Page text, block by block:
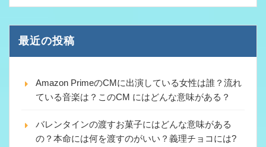
最近の投稿
Amazon PrimeのCMに出演している女性は誰？流れ
ている音楽は？このCM にはどんな意味がある？
バレンタインの渡すお菓子にはどんな意味がある
の？本命には何を渡すのがいい？義理チョコには?